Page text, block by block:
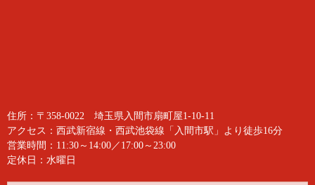
住所：〒358-0022 埼玉県入間市扇町屋1-10-11
アクセス：西武新宿線・西武池袋線「入間市駅」より徒歩16分
営業時間：11:30～14:00／17:00～23:00
定休日：水曜日